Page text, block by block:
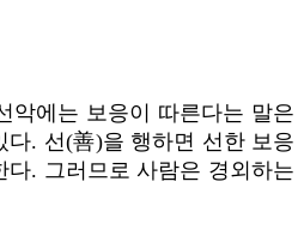
악에는 보응이 따른다는 말은
. 선(善)을 행하면 선한 보응
. 그러므로 사람은 경외하는